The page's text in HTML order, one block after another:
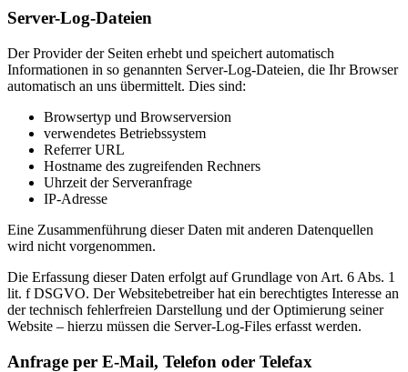
Server-Log-Dateien
Der Provider der Seiten erhebt und speichert automatisch
Informationen in so genannten Server-Log-Dateien, die Ihr Browser
automatisch an uns übermittelt. Dies sind:
Browsertyp und Browserversion
verwendetes Betriebssystem
Referrer URL
Hostname des zugreifenden Rechners
Uhrzeit der Serveranfrage
IP-Adresse
Eine Zusammenführung dieser Daten mit anderen Datenquellen
wird nicht vorgenommen.
Die Erfassung dieser Daten erfolgt auf Grundlage von Art. 6 Abs. 1
lit. f DSGVO. Der Websitebetreiber hat ein berechtigtes Interesse an
der technisch fehlerfreien Darstellung und der Optimierung seiner
Website – hierzu müssen die Server-Log-Files erfasst werden.
Anfrage per E-Mail, Telefon oder Telefax